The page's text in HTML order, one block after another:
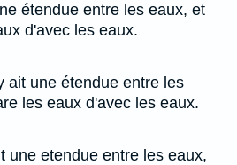
étendue entre les eaux, et
d'avec les eaux.
ait une étendue entre les
les eaux d'avec les eaux.
une etendue entre les eaux,